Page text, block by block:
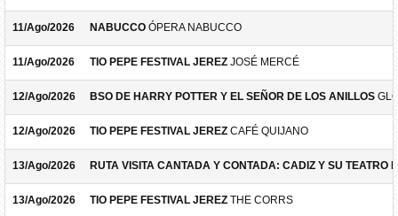
11/Ago/2026 NABUCCO ÓPERA NABUCCO
11/Ago/2026 TIO PEPE FESTIVAL JEREZ JOSÉ MERCÉ
12/Ago/2026 BSO DE HARRY POTTER Y EL SEÑOR DE LOS ANILLOS
12/Ago/2026 TIO PEPE FESTIVAL JEREZ CAFÉ QUIJANO
13/Ago/2026 RUTA VISITA CANTADA Y CONTADA: CADIZ Y SU TEATRO
13/Ago/2026 TIO PEPE FESTIVAL JEREZ THE CORRS